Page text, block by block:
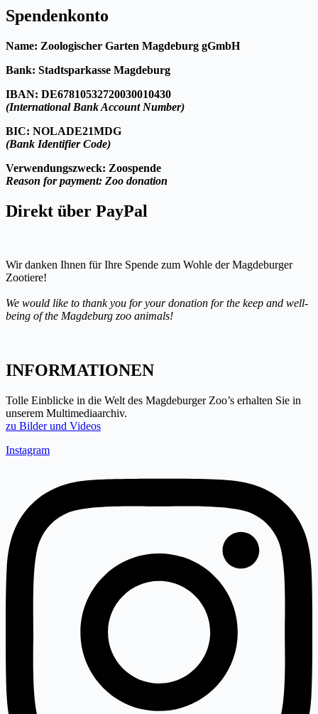
Spendenkonto
Name: Zoologischer Garten Magdeburg gGmbH
Bank: Stadtsparkasse Magdeburg
IBAN: DE67810532720030010430
(International Bank Account Number)
BIC: NOLADE21MDG
(Bank Identifier Code)
Verwendungszweck: Zoospende
Reason for payment: Zoo donation
Direkt über PayPal
Wir danken Ihnen für Ihre Spende zum Wohle der Magdeburger
Zootiere!
We would like to thank you for your donation for the keep and well-
being of the Magdeburg zoo animals!
INFORMATIONEN
Tolle Einblicke in die Welt des Magdeburger Zoo’s erhalten Sie in
unserem Multimediaarchiv.
zu Bilder und Videos
Instagram